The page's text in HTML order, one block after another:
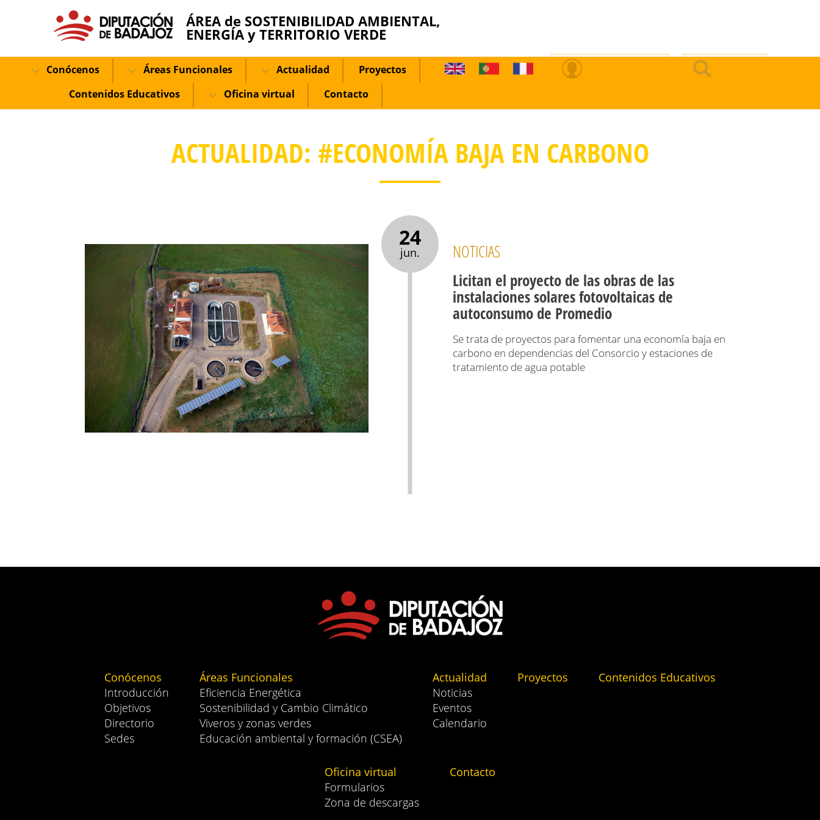
ÁREA de SOSTENIBILIDAD AMBIENTAL,
ENERGÍA y TERRITORIO VERDE
Conócenos Áreas Funcionales Actualidad
Proyectos
Contenidos Educativos
Oficina virtual Contacto
ACTUALIDAD: #ECONOMÍA BAJA EN CARBONO
24
jun. NOTICIAS
Licitan el proyecto de las obras de las
instalaciones solares fotovoltaicas de
autoconsumo de Promedio
Se trata de proyectos para fomentar una economía baja en
carbono en dependencias del Consorcio y estaciones de
tratamiento de agua potable
Conócenos
Introducción
Objetivos
Directorio
Sedes
Áreas Funcionales
Eficiencia Energética
Sostenibilidad y Cambio Climático
Viveros y zonas verdes
Educación ambiental y formación (CSEA)
Actualidad
Noticias
Eventos
Calendario
Proyectos Contenidos Educativos
Oficina virtual
Formularios
Zona de descargas
Contacto